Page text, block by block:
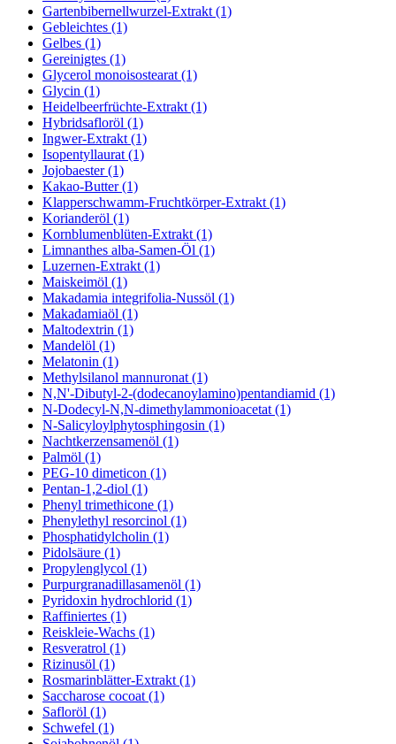
Gartenbibernellwurzel-Extrakt (1)
Gebleichtes (1)
Gelbes (1)
Gereinigtes (1)
Glycerol monoisostearat (1)
Glycin (1)
Heidelbeerfrüchte-Extrakt (1)
Hybridsafloröl (1)
Ingwer-Extrakt (1)
Isopentyllaurat (1)
Jojobaester (1)
Kakao-Butter (1)
Klapperschwamm-Fruchtkörper-Extrakt (1)
Korianderöl (1)
Kornblumenblüten-Extrakt (1)
Limnanthes alba-Samen-Öl (1)
Luzernen-Extrakt (1)
Maiskeimöl (1)
Makadamia integrifolia-Nussöl (1)
Makadamiaöl (1)
Maltodextrin (1)
Mandelöl (1)
Melatonin (1)
Methylsilanol mannuronat (1)
N,N'-Dibutyl-2-(dodecanoylamino)pentandiamid (1)
N-Dodecyl-N,N-dimethylammonioacetat (1)
N-Salicyloylphytosphingosin (1)
Nachtkerzensamenöl (1)
Palmöl (1)
PEG-10 dimeticon (1)
Pentan-1,2-diol (1)
Phenyl trimethicone (1)
Phenylethyl resorcinol (1)
Phosphatidylcholin (1)
Pidolsäure (1)
Propylenglycol (1)
Purpurgranadillasamenöl (1)
Pyridoxin hydrochlorid (1)
Raffiniertes (1)
Reiskleie-Wachs (1)
Resveratrol (1)
Rizinusöl (1)
Rosmarinblätter-Extrakt (1)
Saccharose cocoat (1)
Safloröl (1)
Schwefel (1)